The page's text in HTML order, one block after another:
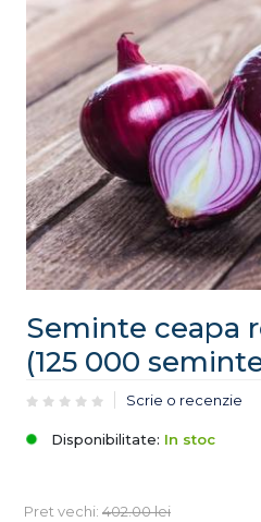
Seminte ceapa
(125 000
Scrie o recenzie
Disponibilitate: In stoc
Pret vechi: 402.00lei